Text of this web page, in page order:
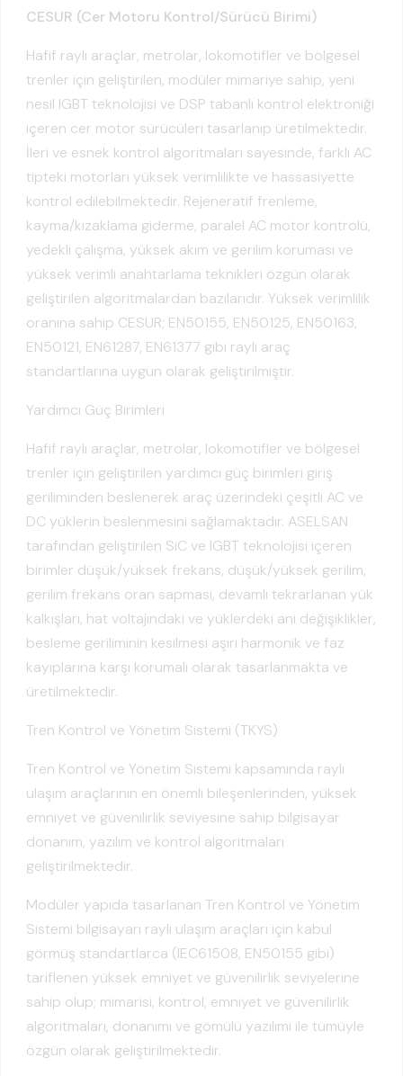
CESUR (Cer Motoru Kontrol/Sürücü Birimi)
Hafif raylı araçlar, metrolar, lokomotifler ve bölgesel
trenler için geliştirilen, modüler mimariye sahip, yeni
nesil IGBT teknolojisi ve DSP tabanlı kontrol elektroniği
içeren cer motor sürücüleri tasarlanıp üretilmektedir.
İleri ve esnek kontrol algoritmaları sayesinde, farklı AC
tipteki motorları yüksek verimlilikte ve hassasiyette
kontrol edilebilmektedir. Rejeneratif frenleme,
kayma/kızaklama giderme, paralel AC motor kontrolü,
yedekli çalışma, yüksek akım ve gerilim koruması ve
yüksek verimli anahtarlama teknikleri özgün olarak
geliştirilen algoritmalardan bazılarıdır. Yüksek verimlilik
oranına sahip CESUR; EN50155, EN50125, EN50163,
EN50121, EN61287, EN61377 gibi raylı araç
standartlarına uygun olarak geliştirilmiştir.
Yardımcı Güç Birimleri
Hafif raylı araçlar, metrolar, lokomotifler ve bölgesel
trenler için geliştirilen yardımcı güç birimleri giriş
geriliminden beslenerek araç üzerindeki çeşitli AC ve
DC yüklerin beslenmesini sağlamaktadır. ASELSAN
tarafından geliştirilen SiC ve IGBT teknolojisi içeren
birimler düşük/yüksek frekans, düşük/yüksek gerilim,
gerilim frekans oran sapması, devamlı tekrarlanan yük
kalkışları, hat voltajındaki ve yüklerdeki ani değişiklikler,
besleme geriliminin kesilmesi aşırı harmonik ve faz
kayıplarına karşı korumalı olarak tasarlanmakta ve
üretilmektedir.
Tren Kontrol ve Yönetim Sistemi (TKYS)
Tren Kontrol ve Yönetim Sistemi kapsamında raylı
ulaşım araçlarının en önemli bileşenlerinden, yüksek
emniyet ve güvenilirlik seviyesine sahip bilgisayar
donanım, yazılım ve kontrol algoritmaları
geliştirilmektedir.
Modüler yapıda tasarlanan Tren Kontrol ve Yönetim
Sistemi bilgisayarı raylı ulaşım araçları için kabul
görmüş standartlarca (IEC61508, EN50155 gibi)
tariflenen yüksek emniyet ve güvenilirlik seviyelerine
sahip olup; mimarisi, kontrol, emniyet ve güvenilirlik
algoritmaları, donanımı ve gömülü yazılımı ile tümüyle
özgün olarak geliştirilmektedir.